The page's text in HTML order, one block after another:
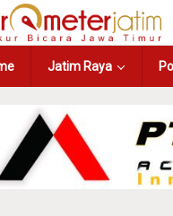
Jatim Raya